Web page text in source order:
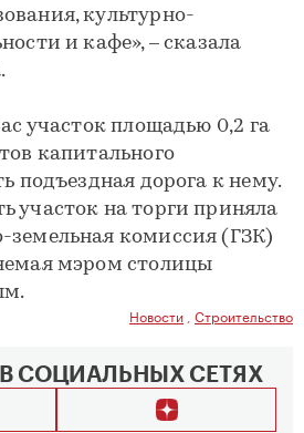
культурно-
и кафе», – сказала
участок площадью 0,2 га
капитального
подъездная дорога к нему.
участок на торги приняла
земельная комиссия (ГЗК)
мэром столицы
Новости Строительство
СОЦИАЛЬНЫХ СЕТЯХ